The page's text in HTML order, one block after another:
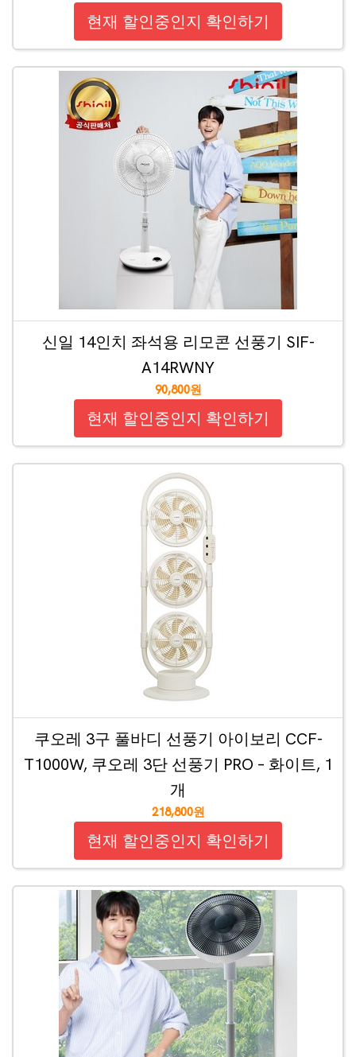
현재 할인중인지 확인하기
신일 14인치 좌석용 리모콘 선풍기 SIF-
A14RWNY
90,800원
현재 할인중인지 확인하기
쿠오레 3구 풀바디 선풍기 아이보리 CCF-
T1000W, 쿠오레 3단 선풍기 PRO – 화이트, 1
개
218,800원
현재 할인중인지 확인하기